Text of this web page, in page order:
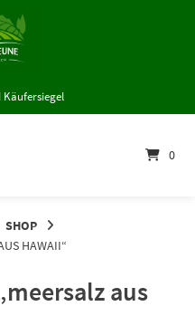
0
SHOP
HAWAII“
aus